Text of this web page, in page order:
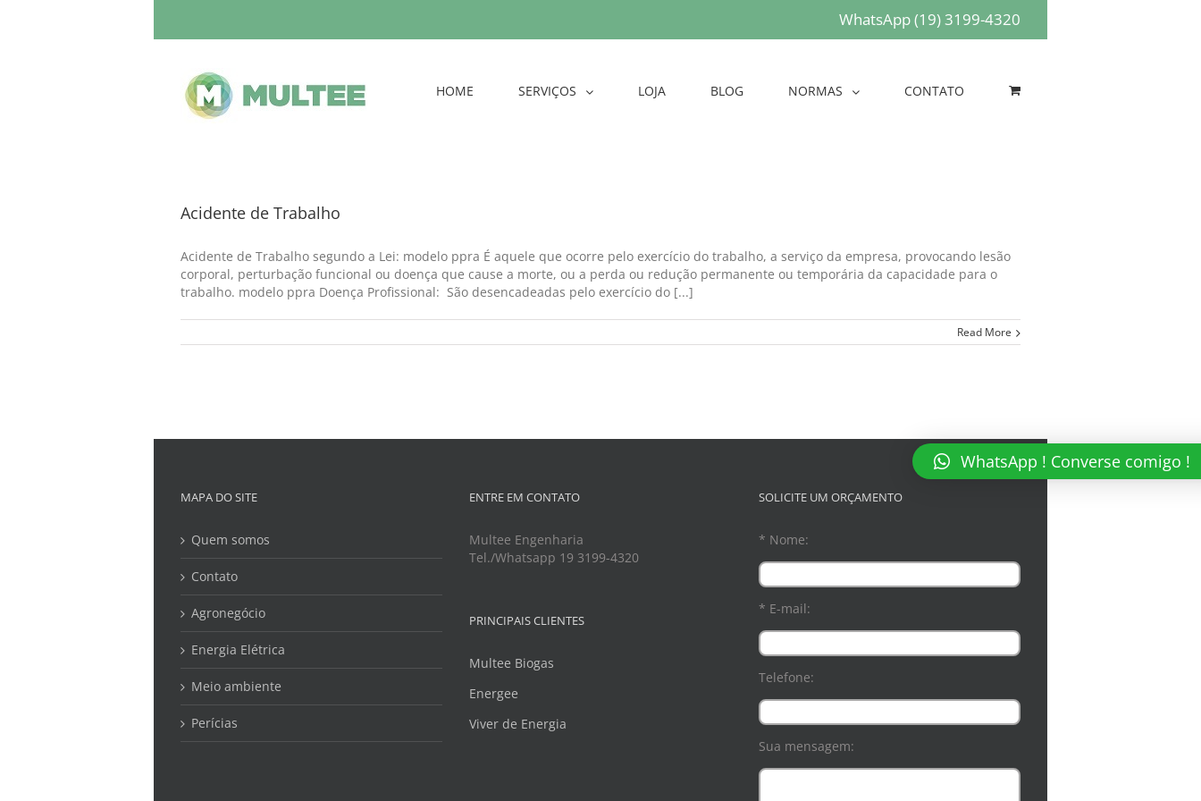
WhatsApp (19) 3199-4320
HOME SERVIÇOS LOJA BLOG NORMAS CONTATO
Acidente de Trabalho
Acidente de Trabalho segundo a Lei: modelo ppra É aquele que ocorre pelo exercício do trabalho, a serviço da empresa, provocando lesão
corporal, perturbação funcional ou doença que cause a morte, ou a perda ou redução permanente ou temporária da capacidade para o
trabalho. modelo ppra Doença Profissional: São desencadeadas pelo exercício do [...]
Read More
MAPA DO SITE
Quem somos
Contato
Agronegócio
Energia Elétrica
Meio ambiente
Perícias
ENTRE EM CONTATO
Multee Engenharia
Tel./Whatsapp 19 3199-4320
PRINCIPAIS CLIENTES
Multee Biogas
Energee
Viver de Energia
SOLICITE UM ORÇAMENTO
* Nome:
* E-mail:
Telefone:
Sua mensagem:
WhatsApp ! Converse comigo !